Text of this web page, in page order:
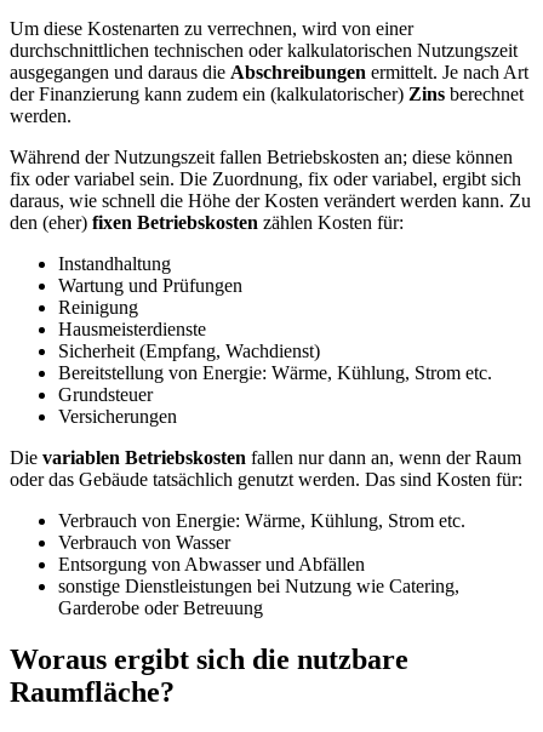
Um diese Kostenarten zu verrechnen, wird von einer
durchschnittlichen technischen oder kalkulatorischen Nutzungszeit
ausgegangen und daraus die Abschreibungen ermittelt. Je nach Art
der Finanzierung kann zudem ein (kalkulatorischer) Zins berechnet
werden.
Während der Nutzungszeit fallen Betriebskosten an; diese können
fix oder variabel sein. Die Zuordnung, fix oder variabel, ergibt sich
daraus, wie schnell die Höhe der Kosten verändert werden kann. Zu
den (eher) fixen Betriebskosten zählen Kosten für:
Instandhaltung
Wartung und Prüfungen
Reinigung
Hausmeisterdienste
Sicherheit (Empfang, Wachdienst)
Bereitstellung von Energie: Wärme, Kühlung, Strom etc.
Grundsteuer
Versicherungen
Die variablen Betriebskosten fallen nur dann an, wenn der Raum
oder das Gebäude tatsächlich genutzt werden. Das sind Kosten für:
Verbrauch von Energie: Wärme, Kühlung, Strom etc.
Verbrauch von Wasser
Entsorgung von Abwasser und Abfällen
sonstige Dienstleistungen bei Nutzung wie Catering,
Garderobe oder Betreuung
Woraus ergibt sich die nutzbare
Raumfläche?